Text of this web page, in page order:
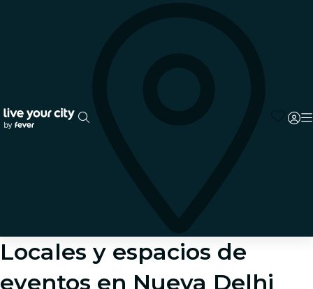
Locales y espacios de
eventos en Nueva Delhi